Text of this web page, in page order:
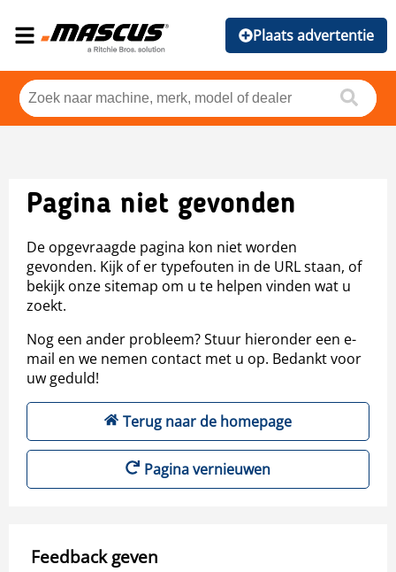
Plaats advertentie
Pagina niet gevonden
De opgevraagde pagina kon niet worden
gevonden. Kijk of er typefouten in de URL staan, of
bekijk onze sitemap om u te helpen vinden wat u
zoekt.
Nog een ander probleem? Stuur hieronder een e-
mail en we nemen contact met u op. Bedankt voor
uw geduld!
Terug naar de homepage
Pagina vernieuwen
Feedback geven